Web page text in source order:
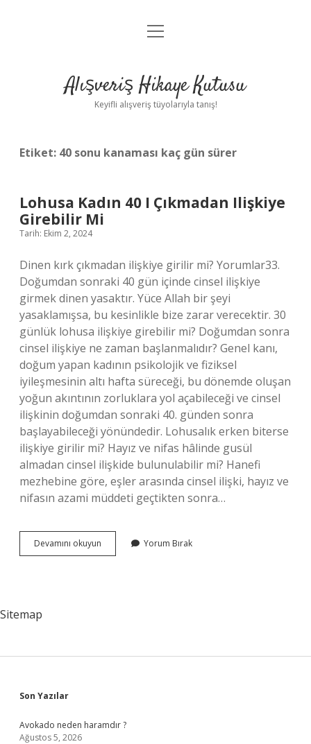
Anasayfa
Yasal Uyarı
menüyü
Alışveriş Hikaye Kutusu
Keyifli alışveriş tüyolarıyla tanış!
Etiket: 40 sonu kanaması kaç gün sürer
Lohusa Kadın 40 I Çıkmadan Ilişkiye
Girebilir Mi
Tarih: Ekim 2, 2024
Dinen kırk çıkmadan ilişkiye girilir mi? Yorumlar33.
Doğumdan sonraki 40 gün içinde cinsel ilişkiye
girmek dinen yasaktır. Yüce Allah bir şeyi
yasaklamışsa, bu kesinlikle bize zarar verecektir. 30
günlük lohusa ilişkiye girebilir mi? Doğumdan sonra
cinsel ilişkiye ne zaman başlanmalıdır? Genel kanı,
doğum yapan kadının psikolojik ve fiziksel
iyileşmesinin altı hafta süreceği, bu dönemde oluşan
yoğun akıntının zorluklara yol açabileceği ve cinsel
ilişkinin doğumdan sonraki 40. günden sonra
başlayabileceği yönündedir. Lohusalık erken biterse
ilişkiye girilir mi? Hayız ve nifas hâlinde gusül
almadan cinsel ilişkide bulunulabilir mi? Hanefi
mezhebine göre, eşler arasında cinsel ilişki, hayız ve
nifasın azami müddeti geçtikten sonra…
Devamını okuyun
Kadın
Yorum Bırak
Sitemap
Sidebar
Son Yazılar
Avokado neden haramdır ?
Ağustos 5, 2026